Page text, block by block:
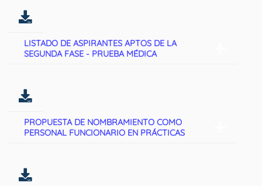
LISTADO DE ASPIRANTES APTOS DE LA
SEGUNDA FASE - PRUEBA MÉDICA
PROPUESTA DE NOMBRAMIENTO COMO
PERSONAL FUNCIONARIO EN PRÁCTICAS